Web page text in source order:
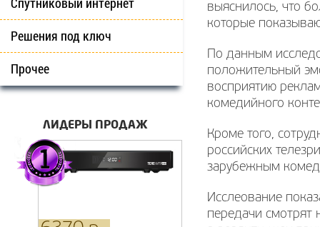
Решения под ключ
Прочее
ЛИДЕРЫ ПРОДАЖ
выяснилось, что
которые
По данным
положительный
восприятию
комедийного
Кроме того,
российских
зарубежным
Исслеование
передачи смотрят